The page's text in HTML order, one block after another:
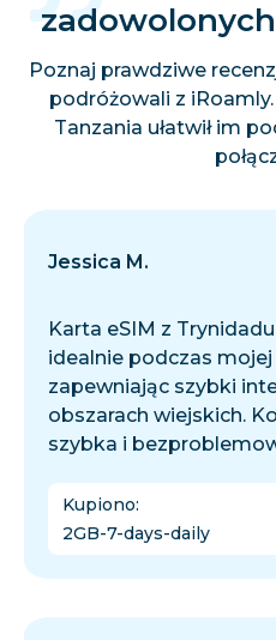
Poznaj prawdziwe
podróżowali z
Tanzania ułatwił im
Jessica M.
Karta eSIM z
idealnie podczas mojej
zapewniając szybki
obszarach wiejskich.
szybka i
Kupiono:
2GB-7-days-daily